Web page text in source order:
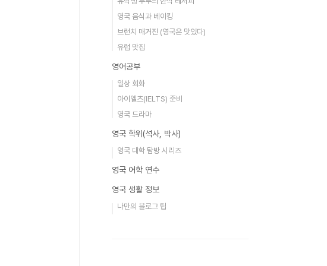
영국 음식과 베이킹
브런치 매거진 (영국은 맛있다)
유럽 맛집
영어공부
일상 회화
아이엘츠(IELTS) 준비
영국 드라마
영국 학위(석사, 박사)
영국 대학 탐방 시리즈
영국 어학 연수
영국 생활 정보
나만의 블로그 팁